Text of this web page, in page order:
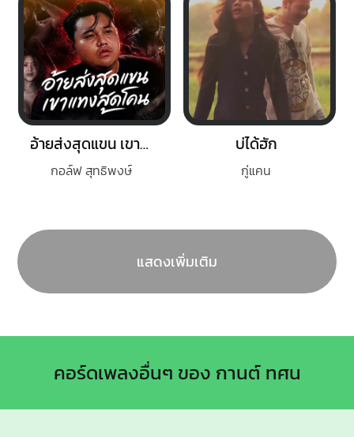
อ้ายส่งสุดแขน เขาแทงสุดโคน
กอล์ฟ สุทธิพงษ์
บ่ได้ฮัก
กู่แคน
แสดงเพิ่มเติม
คอร์ดเพลงอื่นๆ ของ กานต์ ทศน